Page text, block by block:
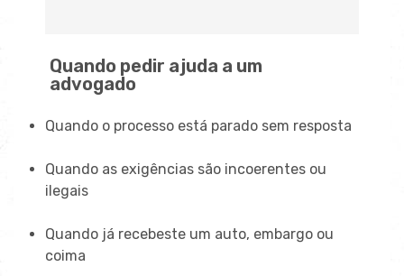
Quando pedir ajuda a um
advogado
Quando o processo está parado sem resposta
Quando as exigências são incoerentes ou
ilegais
Quando já recebeste um auto, embargo ou
coima